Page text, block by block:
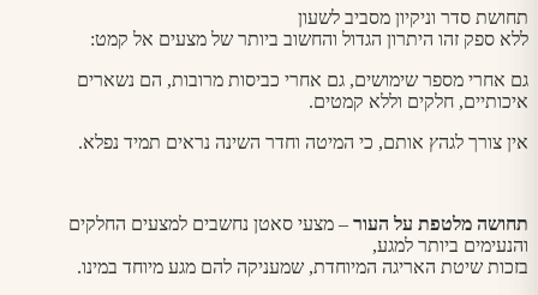
תחושת סדר וניקיון מסביב לשעון
ללא ספק זהו היתרון הגדול והחשוב ביותר של מצעים אל קמט:
גם אחרי מספר שימושים, גם אחרי כביסות מרובות, הם נשארים
איכותיים, חלקים וללא קמטים.
אין צורך לגהץ אותם, כי המיטה וחדר השינה נראים תמיד נפלא.
תחושה מלטפת על העור – מצעי סאטן נחשבים למצעים החלקים
והנעימים ביותר למגע,
בזכות שיטת האריגה המיוחדת, שמעניקה להם מגע מיוחד במינו.